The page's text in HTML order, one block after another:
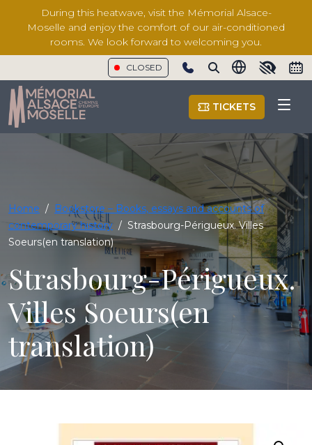
During this heatwave, visit the Mémorial Alsace-
Moselle and enjoy the comfort of our air-conditioned
rooms. We look forward to welcoming you.
CLOSED
Show phone number
TICKETS
Home / Bookstore – Books, essays and accounts of
contemporary history / Strasbourg-Périgueux. Villes
Soeurs(en translation)
Strasbourg-Périgueux.
Villes Soeurs(en
translation)